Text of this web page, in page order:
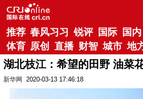
推荐 春风习习 锐评 国际 国内
体育 原创 直播 财智 城市 地
湖北枝江：希望的田野 油菜
新华网 2020-03-13 17:46:18